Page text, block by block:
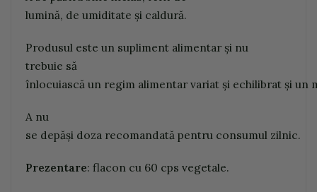
lumină, de umiditate şi caldură.
Produsul este un supliment alimentar şi nu
trebuie să
înlocuiască un regim alimentar variat şi echilibrat şi un
A nu
se depăşi doza recomandată pentru consumul zilnic.
Prezentare: flacon cu 60 cps vegetale.